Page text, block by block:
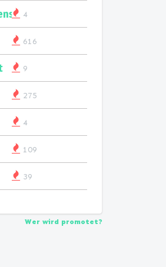
4
616
9
275
4
109
39
Wer wird promotet?